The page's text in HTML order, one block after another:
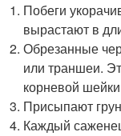
Побеги
вырастают в
Обрезанные
или траншеи.
корневой
Присыпают
Каждый